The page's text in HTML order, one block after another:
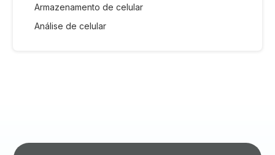
Armazenamento de celular
Análise de celular